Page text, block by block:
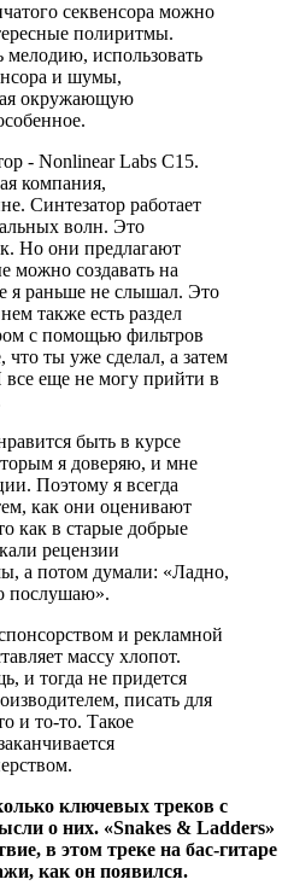
секвенсора можно
полиритмы.
использовать
и шумы,
окружающую
- Nonlinear Labs C15.
компания,
Синтезатор работает
волн. Это
Но они предлагают
можно создавать на
я раньше не слышал. Это
также есть раздел
с помощью фильтров
ты уже сделал, а затем
все еще не могу прийти в
быть в курсе
я доверяю, и мне
Поэтому я всегда
как они оценивают
как в старые добрые
рецензии
а потом думали: «Ладно,
послушаю».
и рекламной
массу хлопот.
и тогда не придется
писать для
и то-то. Такое
ключевых треков с
о них. «Snakes & Ladders»
в этом треке на бас-гитаре
как он появился.